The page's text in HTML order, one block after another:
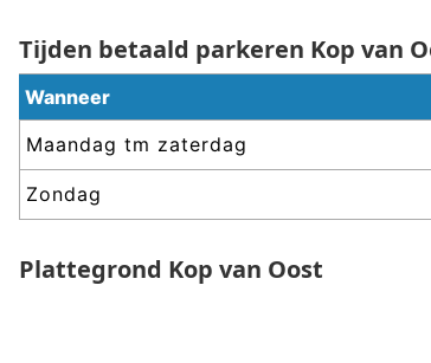
Tijden betaald parkeren Kop van
Wanneer
Maandag tm zaterdag
Zondag
Plattegrond Kop van Oost